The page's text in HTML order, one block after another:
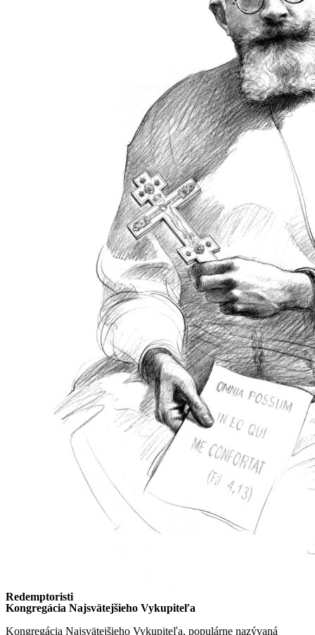
Redemptoristi
Kongregácia Najsvätejšieho Vykupiteľa
Kongregácia Najsvätejšieho Vykupiteľa, populárne nazývaná